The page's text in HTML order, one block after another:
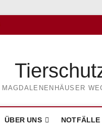
MAGDALENENHÄUSER
ÜBER UNS NOTFÄLLE